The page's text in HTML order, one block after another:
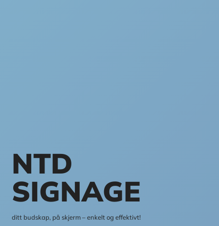
NTD
SIGNAGE
ditt budskap, på skjerm – enkelt og effektivt!